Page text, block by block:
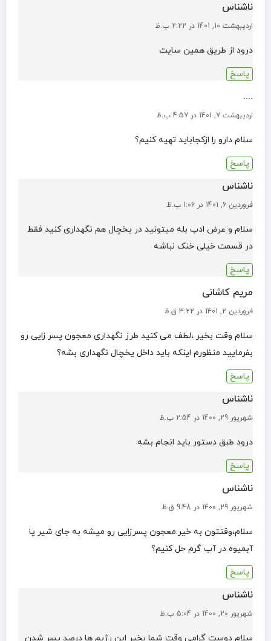
ناشناس
اردیبهشت 10, 1401 در 2:22 ب.ظ
درود از طریق همین سایت
پاسخ
....
اردیبهشت 7, 1401 در 4:57 ب.ظ
سلام دارو را ازکجاباید تهیه کنیم؟
پاسخ
ناشناس
فروردین 6, 1401 در 1:06 ب.ظ
سلام و عرض ادب بله میتونید در یخچال هم نگهداری کنید فقط
در قسمت خیلی خنک نباشه
پاسخ
مریم کاشانی
فروردین 2, 1401 در 3:22 ق.ظ
سلام وقت بخیر ،لطف می کنید طرز نگهداری معجون پسر زایی رو
بفرمایید منظورم اینکه باید داخل یخچال نگهداری بشه؟
پاسخ
ناشناس
شهریور 29, 1400 در 2:54 ب.ظ
درود طبق دستور باید انجام بشه
پاسخ
ناشناس
شهریور 29, 1400 در 9:48 ق.ظ
سلام،وقتتون به خیر.معجون پسرزایی رو میشه به جای شیر یا
آبمیوه در آب گرم حل کنیم؟
پاسخ
ناشناس
شهریور 20, 1400 در 5:04 ب.ظ
سلام دوست گرامی وقت شما بخیر این رژیم ها درصد پسر شدن